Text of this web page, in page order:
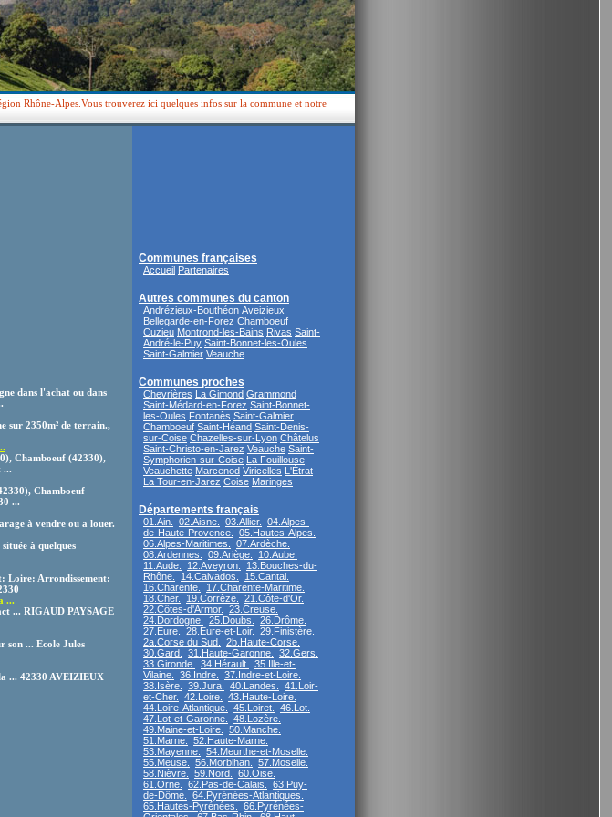
Rhône-Alpes.Vous trouverez ici quelques infos sur la commune et notre
dans l'achat ou dans
sur 2350m² de terrain.,
Chamboeuf (42330),
...
Chamboeuf
...
à vendre ou a louer.
à quelques
Loire: Arrondissement:
...
... RIGAUD PAYSAGE
son ... Ecole Jules
... 42330 AVEIZIEUX
Communes françaises
Accueil Partenaires
Autres communes du canton
Andrézieux-Bouthéon Aveizieux
Bellegarde-en-Forez Chamboeuf
Cuzieu Montrond-les-Bains Rivas Saint-
André-le-Puy Saint-Bonnet-les-Oules
Saint-Galmier Veauche
Communes proches
Chevrières La Gimond Grammond
Saint-Médard-en-Forez Saint-Bonnet-
les-Oules Fontanès Saint-Galmier
Chamboeuf Saint-Héand Saint-Denis-
sur-Coise Chazelles-sur-Lyon Châtelus
Saint-Christo-en-Jarez Veauche Saint-
Symphorien-sur-Coise La Fouillouse
Veauchette Marcenod Viricelles L'Étrat
La Tour-en-Jarez Coise Maringes
Départements français
01.Ain. 02.Aisne. 03.Allier.
04.Alpes-
de-Haute-Provence.
05.Hautes-Alpes.
06.Alpes-Maritimes.
07.Ardèche.
08.Ardennes.
09.Ariège.
10.Aube.
11.Aude.
12.Aveyron.
13.Bouches-du-
Rhône.
14.Calvados.
15.Cantal.
16.Charente.
17.Charente-Maritime.
18.Cher.
19.Corrèze.
21.Côte-d'Or.
22.Côtes-d'Armor.
23.Creuse.
24.Dordogne.
25.Doubs.
26.Drôme.
27.Eure.
28.Eure-et-Loir.
29.Finistère.
2a.Corse du Sud.
2b.Haute-Corse.
30.Gard.
31.Haute-Garonne.
32.Gers.
33.Gironde.
34.Hérault.
35.Ille-et-
Vilaine.
36.Indre.
37.Indre-et-Loire.
38.Isère.
39.Jura. 40.Landes.
41.Loir-
et-Cher.
42.Loire.
43.Haute-Loire.
44.Loire-Atlantique.
45.Loiret.
46.Lot.
47.Lot-et-Garonne.
48.Lozère.
49.Maine-et-Loire.
50.Manche.
51.Marne.
52.Haute-Marne.
53.Mayenne.
54.Meurthe-et-Moselle.
55.Meuse.
56.Morbihan.
57.Moselle.
58.Nièvre.
59.Nord.
60.Oise.
61.Orne.
62.Pas-de-Calais.
63.Puy-
de-Dôme.
64.Pyrénées-Atlantiques.
65.Hautes-Pyrénées.
66.Pyrénées-